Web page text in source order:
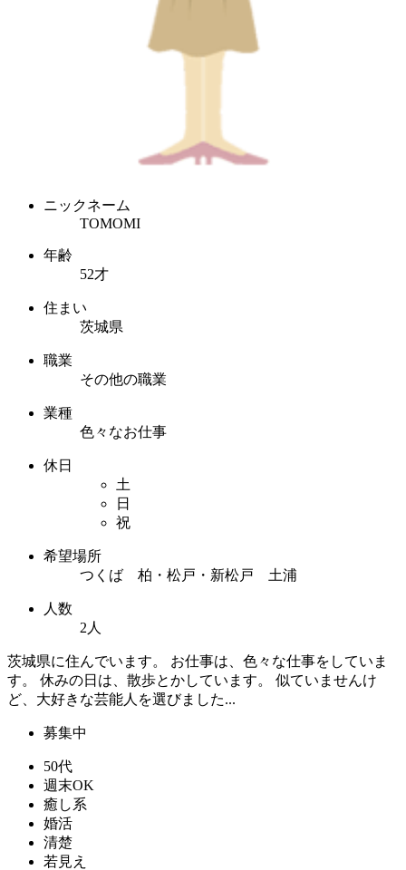
ニックネーム
TOMOMI
年齢
52才
住まい
茨城県
職業
その他の職業
業種
色々なお仕事
休日
土
日
祝
希望場所
つくば 柏・松戸・新松戸 土浦
人数
2人
茨城県に住んでいます。 お仕事は、色々な仕事をしていま
す。 休みの日は、散歩とかしています。 似ていませんけ
ど、大好きな芸能人を選びました...
募集中
50代
週末OK
癒し系
婚活
清楚
若見え